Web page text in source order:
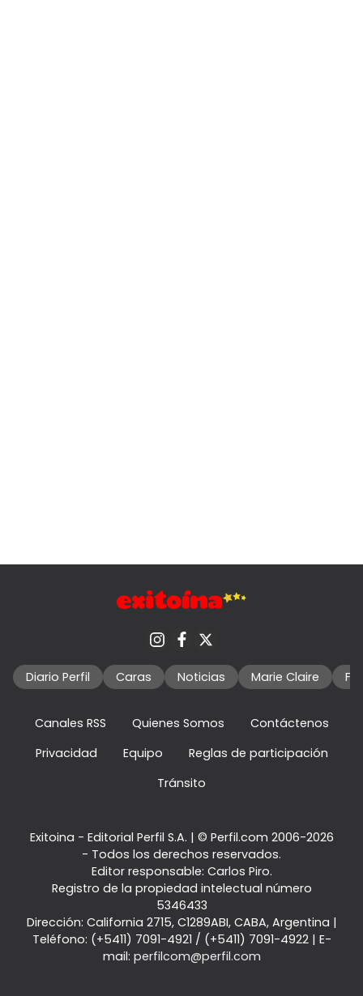
Diario Perfil Caras Noticias Marie Claire
Canales RSS Quienes Somos
Contáctenos
Privacidad
Equipo
Reglas de participación
Tránsito
Exitoina - Editorial Perfil S.A. | © Perfil.com 2006-2026
- Todos los derechos reservados.
Editor responsable: Carlos Piro.
Registro de la propiedad intelectual número
5346433
Dirección: California 2715, C1289ABI, CABA, Argentina |
Teléfono: (+5411) 7091-4921 / (+5411) 7091-4922| E-
mail: perfilcom@perfil.com